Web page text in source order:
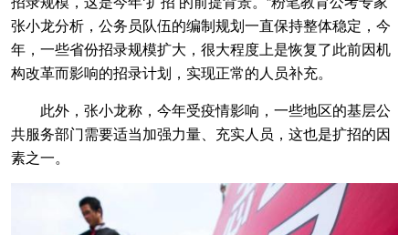
张小龙分析，公务员队伍的编制规划一直保持整体稳定，今
年，一些省份招录规模扩大，很大程度上是恢复了此前因机
构改革而影响的招录计划，实现正常的人员补充。
此外，张小龙称，今年受疫情影响，一些地区的基层公
共服务部门需要适当加强力量、充实人员，这也是扩招的因
素之一。